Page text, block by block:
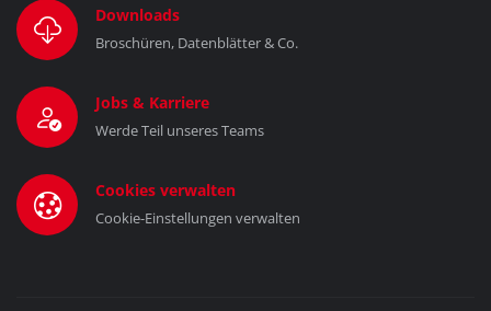
Downloads
Broschüren, Datenblätter & Co.
Jobs & Karriere
Werde Teil unseres Teams
Cookies verwalten
Cookie-Einstellungen verwalten